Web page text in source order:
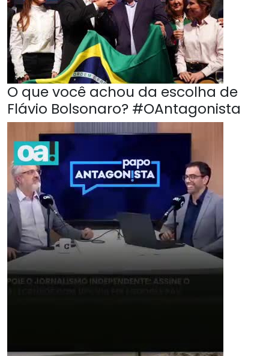
O que você achou da escolha de
Flávio Bolsonaro? #OAntagonista